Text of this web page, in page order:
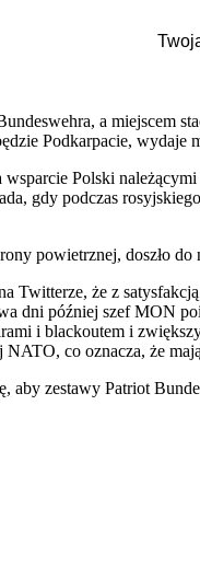
a miejscem
Podkarpacie, wydaje
Polski
gdy podczas
powietrznej, doszło
Twitterze, że z
dni później szef MON
i blackoutem i
co oznacza, że
aby zestawy Patriot